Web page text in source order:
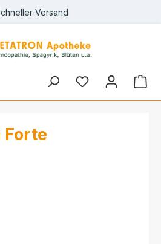
Versand
Forte